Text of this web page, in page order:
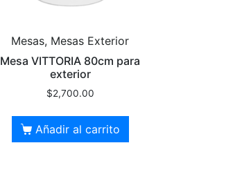
Mesas, Mesas Exterior
Mesa VITTORIA 80cm para
exterior
$2,700.00
Añadir al carrito